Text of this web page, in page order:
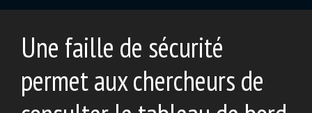
Une faille de sécurité
permet aux chercheurs de